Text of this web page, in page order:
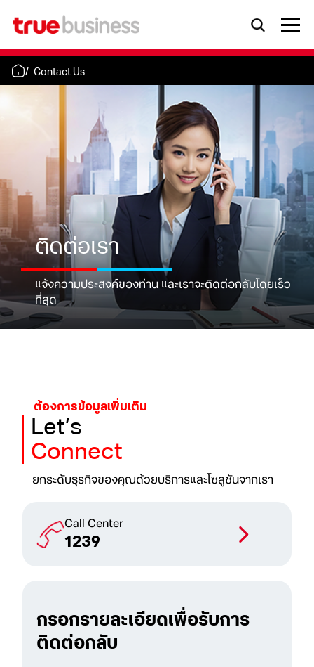
Contact Us
ติดต่อเรา
แจ้งความประสงค์ของท่าน และเราจะติดต่อกลับโดยเร็ว
ที่สุด
ต้องการข้อมูลเพิ่มเติม
Let’s
Connect
ยกระดับธุรกิจของคุณด้วยบริการและโซลูชันจากเรา
Call Center
1239
กรอกรายละเอียดเพื่อรับการ
ติดต่อกลับ